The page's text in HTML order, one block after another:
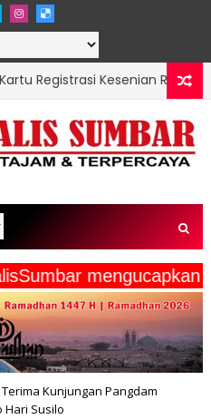
Raih Juara III Inovasi
JurnalisSumbar
Kunjungan Pangdam
Hari Susilo